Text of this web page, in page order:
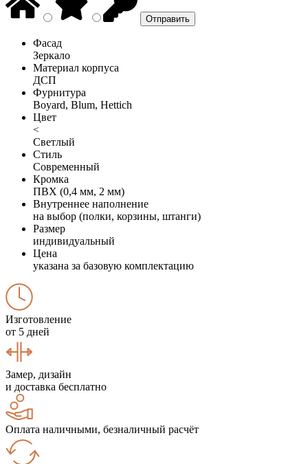
Фасад
Зеркало
Материал корпуса
ДСП
Фурнитура
Boyard, Blum, Hettich
Цвет
<
Светлый
Стиль
Современный
Кромка
ПВХ (0,4 мм, 2 мм)
Внутреннее наполнение
на выбор (полки, корзины, штанги)
Размер
индивидуальный
Цена
указана за базовую комплектацию
Изготовление
от 5 дней
Замер, дизайн
и доставка бесплатно
Оплата наличными, безналичный расчёт